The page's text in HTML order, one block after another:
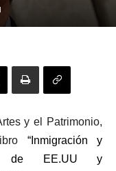
y el Patrimonio,
“Inmigración y
de EE.UU y